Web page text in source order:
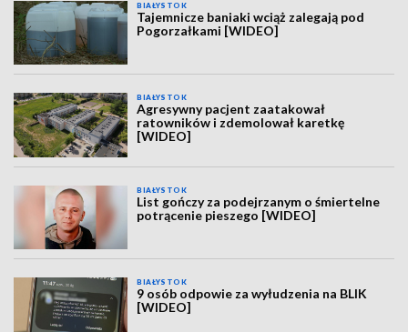
BIAŁYSTOK
Tajemnicze baniaki wciąż zalegają pod
Pogorzałkami [WIDEO]
BIAŁYSTOK
Agresywny pacjent zaatakował
ratowników i zdemolował karetkę
[WIDEO]
BIAŁYSTOK
List gończy za podejrzanym o śmiertelne
potrącenie pieszego [WIDEO]
BIAŁYSTOK
9 osób odpowie za wyłudzenia na BLIK
[WIDEO]